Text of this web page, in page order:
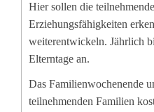
Hier sollen die
Erziehungsfähigkeiten
weiterentwickeln. Jährlich
Elterntage an.
Das Familienwochenende
teilnehmenden Familien